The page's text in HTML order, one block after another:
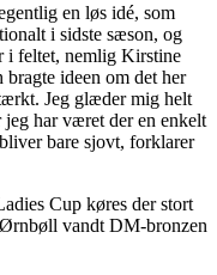
en løs idé, som
i sidste sæson, og
i feltet, nemlig Kirstine
ideen om det her
Jeg glæder mig helt
har været der en enkelt
bare sjovt, forklarer
Cup køres der stort
Ørnbøll vandt DM-bronzen